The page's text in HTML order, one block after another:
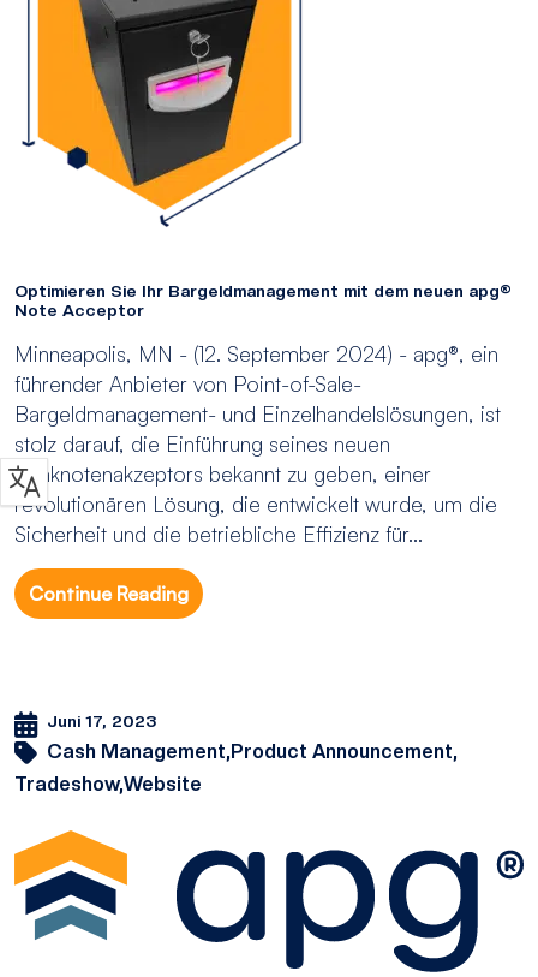
Optimieren Sie Ihr Bargeldmanagement mit dem neuen apg®
Note Acceptor
Minneapolis, MN - (12. September 2024) - apg®, ein
führender Anbieter von Point-of-Sale-
Bargeldmanagement- und Einzelhandelslösungen, ist
stolz darauf, die Einführung seines neuen
Banknotenakzeptors bekannt zu geben, einer
revolutionären Lösung, die entwickelt wurde, um die
Sicherheit und die betriebliche Effizienz für...
Continue Reading
Juni 17, 2023
Cash Management, Product Announcement,
Tradeshow,Website